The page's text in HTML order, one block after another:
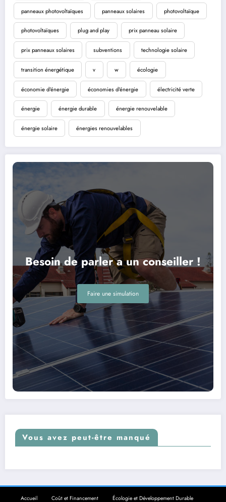
panneaux photovoltaïques panneaux solaires photovoltaïque
photovoltaïques plug and play prix panneau solaire
prix panneaux solaires subventions technologie solaire
transition énergétique v w écologie
économie d'énergie économies d'énergie électricité verte
énergie énergie durable énergie renouvelable
énergie solaire énergies renouvelables
Besoin de parler a un conseiller !
Faire une simulation
Vous avez peut-être manqué
Accueil Coût et Financement Écologie et Développement Durable